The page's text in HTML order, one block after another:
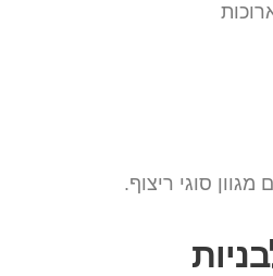
סוגי ריצוף.